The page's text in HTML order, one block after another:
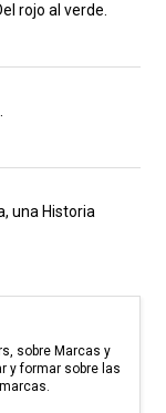
rojo al verde.
una Historia
sobre Marcas y
y formar sobre las